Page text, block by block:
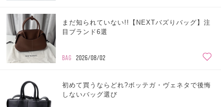
まだ知られていない!!【NEXTバズりバッグ】注
目ブランド6選
BAG 2026/08/02
初めて買うならどれ?ボッテガ・ヴェネタで後悔
しないバッグ選び